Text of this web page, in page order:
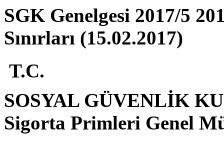
SGK Genelgesi 2017/5
Sınırları (15.02.2017)
T.C.
SOSYAL GÜVENLİK
Sigorta Primleri Genel